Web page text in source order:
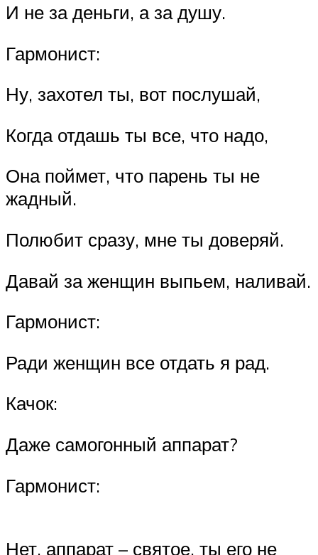
И не за деньги, а за душу.
Гармонист:
Ну, захотел ты, вот послушай,
Когда отдашь ты все, что надо,
Она поймет, что парень ты не
жадный.
Полюбит сразу, мне ты доверяй.
Давай за женщин выпьем, наливай.
Гармонист:
Ради женщин все отдать я рад.
Качок:
Даже самогонный аппарат?
Гармонист:
Нет, аппарат – святое, ты его не